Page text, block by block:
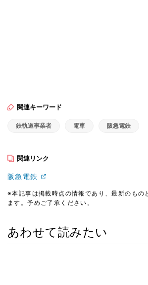
関連キーワード
鉄軌道事業者 電車 阪急電鉄
関連リンク
阪急電鉄
※本記事は掲載時点の情報であり、最新のもの
ます。予めご了承ください。
あわせて読みたい